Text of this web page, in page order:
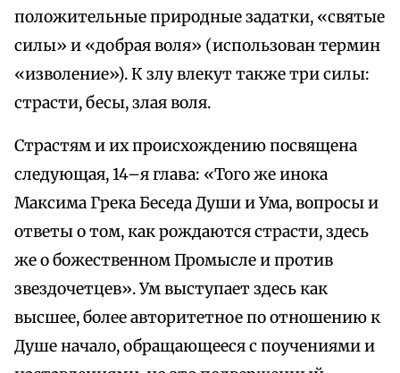
положительные природные задатки, «святые
силы» и «добрая воля» (использован термин
«изволение»). К злу влекут также три силы:
страсти, бесы, злая воля.
Страстям и их происхождению посвящена
следующая, 14–я глава: «Того же инока
Максима Грека Беседа Души и Ума, вопросы и
ответы о том, как рождаются страсти, здесь
же о божественном Промысле и против
звездочетцев». Ум выступает здесь как
высшее, более авторитетное по отношению к
Душе начало, обращающееся с поучениями и